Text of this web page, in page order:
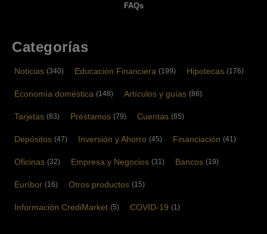
FAQs
Categorías
Noticias (340) Educación Financiera (199) Hipotecas (176)
Economía doméstica (148) Artículos y guías (86)
Tarjetas (83) Préstamos (79) Cuentas (65)
Depósitos (47) Inversión y Ahorro (45) Financiación (41)
Oficinas (32) Empresa y Negocios (31) Bancos (19)
Euríbor (16) Otros productos (15)
Información CrediMarket (5) COVID-19 (1)